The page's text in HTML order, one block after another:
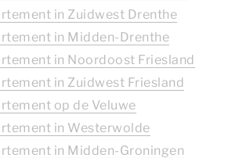
in Zuidwest Drenthe
in Midden-Drenthe
in Noordoost Friesland
in Zuidwest Friesland
op de Veluwe
in Westerwolde
in Midden-Groningen